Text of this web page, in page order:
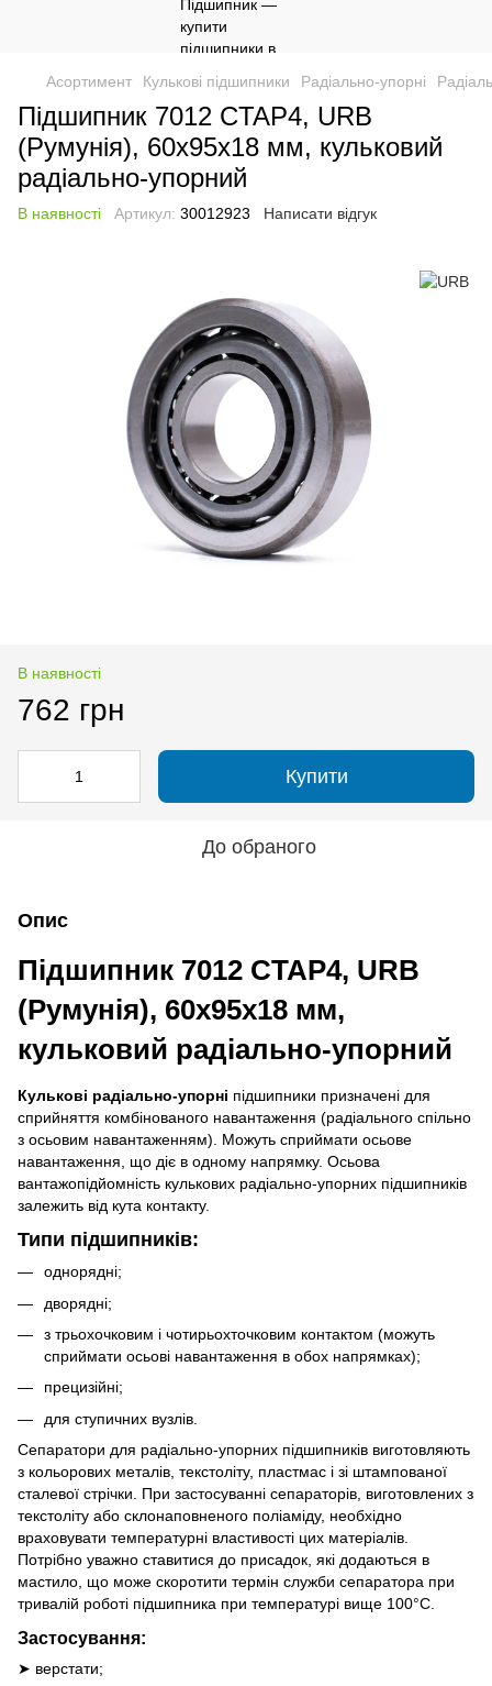
Асортимент Кулькові підшипники Радіально-упорні
Підшипник 7012 CTAP4, URB
(Румунія), 60х95х18 мм, кульковий
радіально-упорний
В наявності Артикул: 30012923 Написати відгук
В наявності
762 грн
Купити
До обраного
Опис
Підшипник 7012 CTAP4, URB
(Румунія), 60х95х18 мм,
кульковий радіально-упорний
Кулькові радіально-упорні підшипники призначені для
сприйняття комбінованого навантаження (радіального спільно
з осьовим навантаженням). Можуть сприймати осьове
навантаження, що діє в одному напрямку. Осьова
вантажопідйомність кулькових радіально-упорних підшипників
залежить від кута контакту.
Типи підшипників:
однорядні;
дворядні;
з трьохочковим і чотирьохточковим контактом (можуть
сприймати осьові навантаження в обох напрямках);
прецизійні;
для ступичних вузлів.
Сепаратори для радіально-упорних підшипників виготовляють
з кольорових металів, текстоліту, пластмас і зі штампованої
сталевої стрічки. При застосуванні сепараторів, виготовлених з
текстоліту або склонаповненого поліаміду, необхідно
враховувати температурні властивості цих матеріалів.
Потрібно уважно ставитися до присадок, які додаються в
мастило, що може скоротити термін служби сепаратора при
тривалій роботі підшипника при температурі вище 100°С.
Застосування:
➤ верстати;